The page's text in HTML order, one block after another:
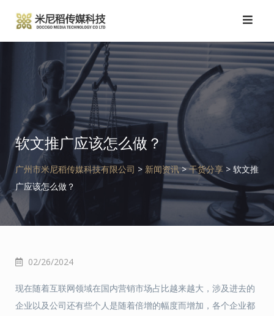
到
软文推广应该怎么做？
广州市米尼稻传媒科技有限公司 > 新闻资讯>干货分享 > 软文推
广应该怎么做？
02/26/2024
现在随着互联网领域在国内营销市场占比越来越大，涉及进去的
企业以及公司还有些个人是随着倍增的幅度而增加，各个企业都